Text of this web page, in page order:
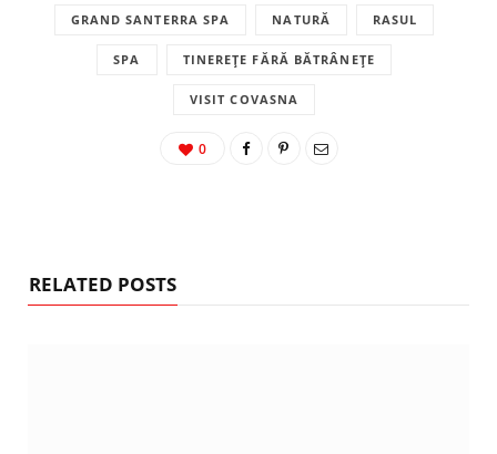
GRAND SANTERRA SPA NATURĂ RASUL
SPA TINEREȚE FĂRĂ BĂTRÂNEȚE
VISIT COVASNA
0
RELATED POSTS